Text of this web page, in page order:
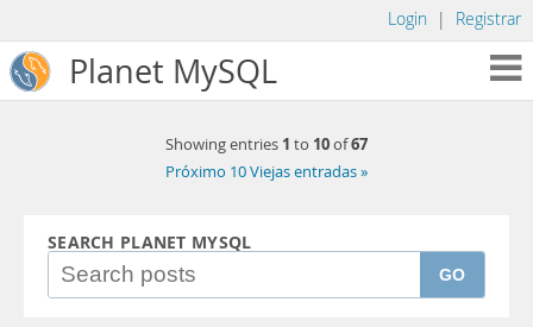
Login | Registrar
Planet MySQL
Showing entries 1 to 10of67
Próximo 10 Viejas entradas »
SEARCH PLANET MYSQL
GO